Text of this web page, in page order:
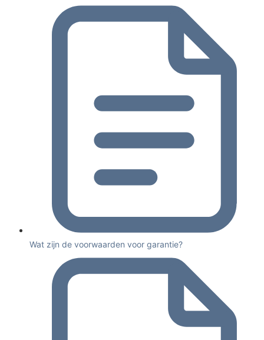
Wat zijn de voorwaarden voor garantie?